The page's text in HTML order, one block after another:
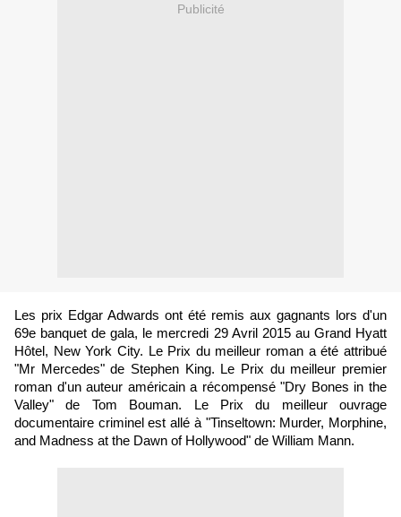
Publicité
Les prix Edgar Adwards ont été remis aux gagnants lors d'un
69e banquet de gala, le mercredi 29 Avril 2015 au Grand Hyatt
Hôtel, New York City. Le Prix du meilleur roman a été attribué
"Mr Mercedes" de Stephen King. Le Prix du meilleur premier
roman d'un auteur américain a récompensé "Dry Bones in the
Valley"
de Tom Bouman. Le Prix du meilleur ouvrage
documentaire criminel est allé à "Tinseltown: Murder, Morphine,
and Madness at the Dawn of Hollywood" de William Mann.